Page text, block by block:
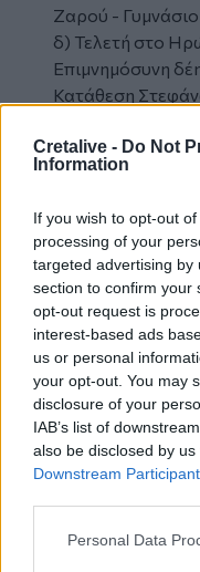
Cretalive - Do Not
Information
If you wish to opt-out
processing of your
targeted advertising by
section to confirm your
opt-out request is
interest-based ads
us or personal
your opt-out. You may
disclosure of your
IAB’s list of
also be disclosed by
Downstream
Personal Data
Ζαρού -
δ) Τελετή στο
Επιμνημόσυνη
Κατάθεση
Τήρηση ενός
Εθνικός ύμνος
Αγωγής του
Αντώνιος.
Στην Τοπική
α) Ώρα 7:00 π.μ.
Ιερό Ναό Αγίου
β) Ώρα 9:30 π.μ.
Ναό Αγίου
Τον πανηγυρικό
καθηγητής
Επιμνημόσυνη